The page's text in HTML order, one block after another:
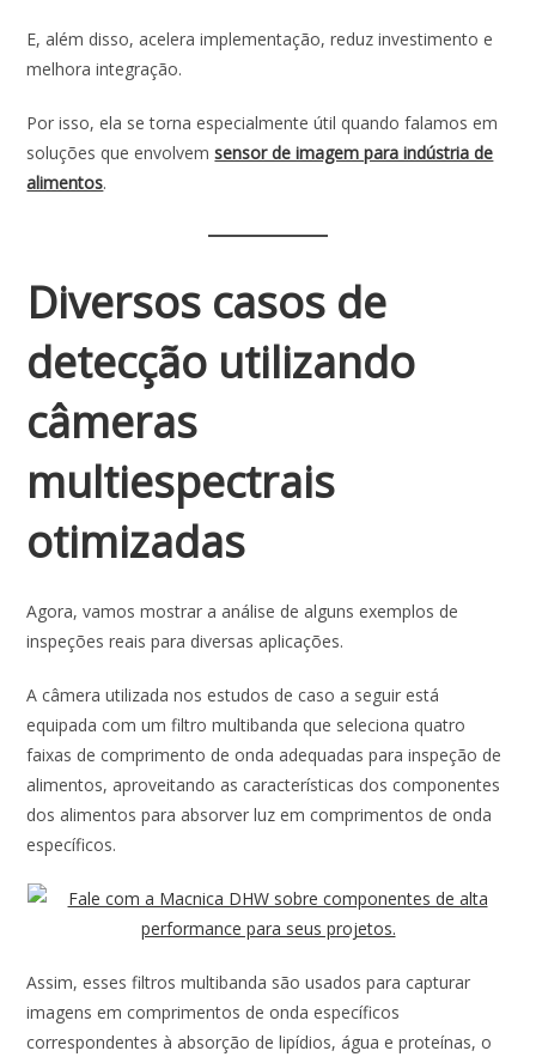
E, além disso, acelera implementação, reduz investimento e
melhora integração.
Por isso, ela se torna especialmente útil quando falamos em
soluções que envolvemsensor de imagem para indústria de
alimentos.
Diversos casos de
detecção utilizando
câmeras
multiespectrais
otimizadas
Agora, vamos mostrar a análise de alguns exemplos de
inspeções reais para diversas aplicações.
A câmera utilizada nos estudos de caso a seguir está
equipada com um filtro multibanda que seleciona quatro
faixas de comprimento de onda adequadas para inspeção de
alimentos, aproveitando as características dos componentes
dos alimentos para absorver luz em comprimentos de onda
específicos.
Assim, esses filtros multibanda são usados ​​para capturar
imagens em comprimentos de onda específicos
correspondentes à absorção de lipídios, água e proteínas, o